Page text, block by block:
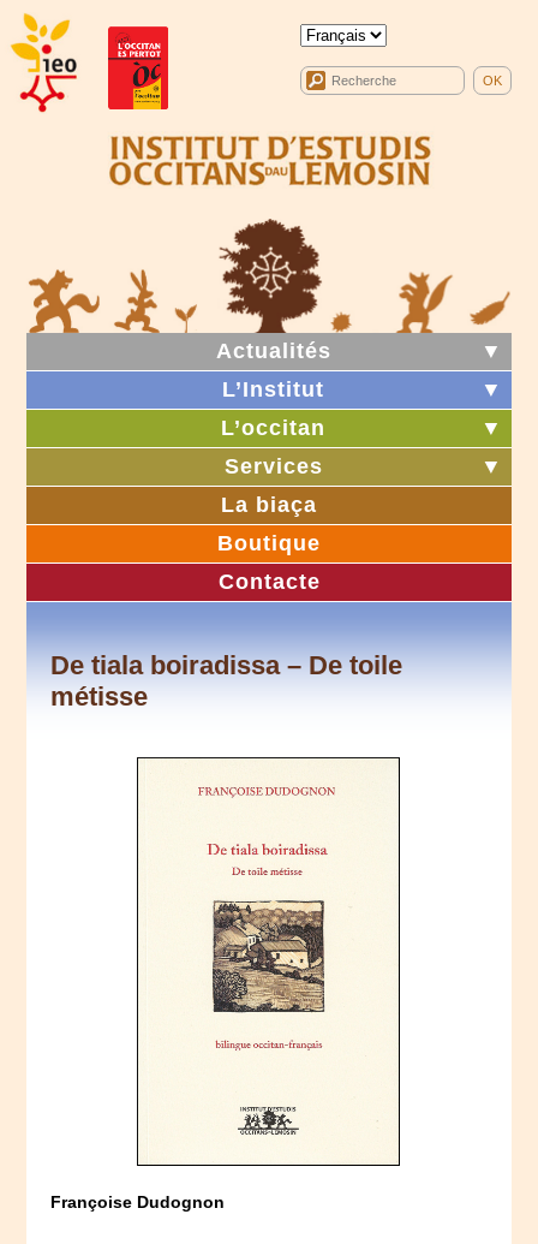
Actualités
▼
L’Institut
▼
L’occitan
▼
Services
▼
La biaça
Boutique
Contacte
De tiala boiradissa – De toile
métisse
Françoise Dudognon